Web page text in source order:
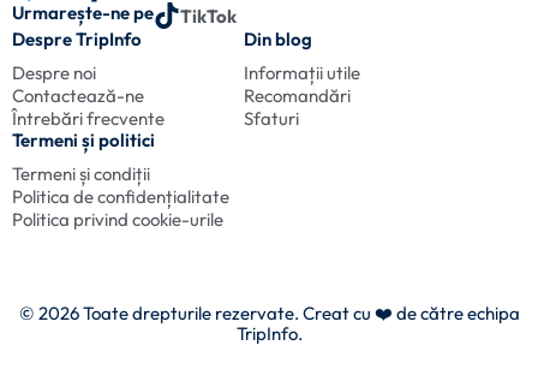
Urmarește-ne pe
TikTok
Despre TripInfo
Despre noi
Contactează-ne
Întrebări frecvente
Din blog
Informații utile
Recomandări
Sfaturi
Termeni și politici
Termeni și condiții
Politica de confidențialitate
Politica privind cookie-urile
© 2026 Toate drepturile rezervate. Creat cu ❤️ de către echipa
TripInfo.